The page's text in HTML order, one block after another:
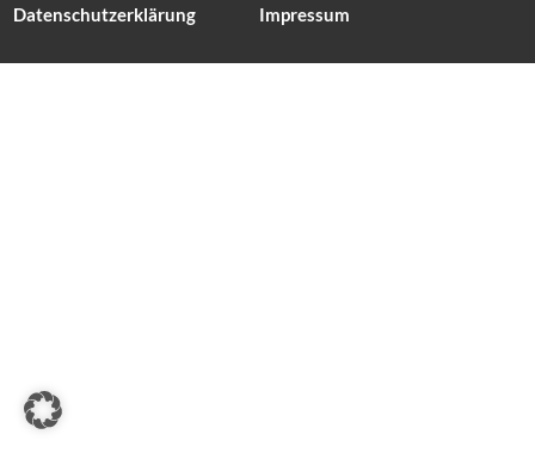
Datenschutzerklärung Impressum